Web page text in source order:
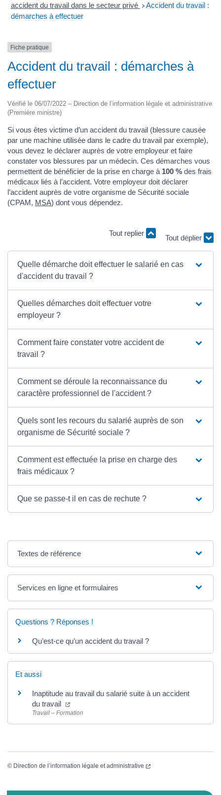
accident du travail dans le secteur privé > Accident du travail :
démarches à effectuer
Fiche pratique
Accident du travail : démarches à
effectuer
Vérifié le 06/07/2022 – Direction de l’information légale et administrative
(Première ministre)
Si vous êtes victime d’un accident du travail (blessure causée
par une machine utilisée dans le cadre du travail par exemple),
vous devez le déclarer auprès de votre employeur et faire
constater vos blessures par un médecin. Ces démarches vous
permettent de bénéficier de la prise en charge à 100 % des frais
médicaux liés à l’accident. Votre employeur doit déclarer
l’accident auprès de votre organisme de Sécurité sociale
(CPAM, MSA) dont vous dépendez.
Tout replier
Tout déplier
Quelle démarche doit effectuer le salarié en cas
d'accident du travail ?
Quelles démarches doit effectuer votre
employeur ?
Comment faire constater votre accident de
travail ?
Comment se déroule la reconnaissance du
caractère professionnel de l'accident ?
Quels sont les recours du salarié auprès de son
organisme de Sécurité sociale ?
Comment est effectuée la prise en charge des
frais médicaux ?
Que se passe-t il en cas de rechute ?
Textes de référence
Services en ligne et formulaires
Questions ? Réponses !
Qu’est-ce qu’un accident du travail ?
Et aussi
Inaptitude au travail du salarié suite à un accident
du travail
Travail – Formation
© Direction de l’information légale et administrative